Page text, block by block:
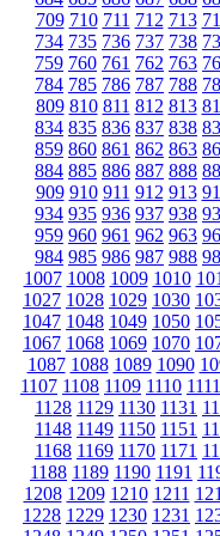
709 710 711 712 713
734 735 736 737 738
759 760 761 762 763
784 785 786 787 788
809 810 811 812 813
834 835 836 837 838
859 860 861 862 863
884 885 886 887 888
909 910 911 912 913
934 935 936 937 938
959 960 961 962 963
984 985 986 987 988
1007 1008 1009 1010
1027 1028 1029 1030
1047 1048 1049 1050
1067 1068 1069 1070
1087 1088 1089 1090
1107 1108 1109 1110 1111
1128 1129 1130 1131
1148 1149 1150 1151
1168 1169 1170 1171
1188 1189 1190 1191
1208 1209 1210 1211
1228 1229 1230 1231